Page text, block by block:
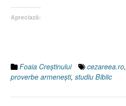
Apreciază:
Foaia Creştinului cezareea.ro,
proverbe armeneşti, studiu Biblic